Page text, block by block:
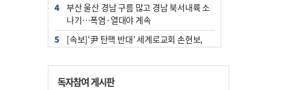
4
부산 울산 경남 구름 많고 경남 북서내륙 소
나기…폭염·열대야 계속
5
[속보]‘尹 탄핵 반대’ 세계로교회 손현보,
군사기밀 유출자 색출 지시
독자참여 게시판